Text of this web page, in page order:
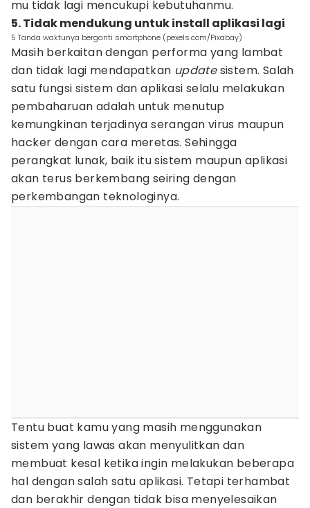
mu tidak lagi mencukupi kebutuhanmu.
5. Tidak mendukung untuk install aplikasi lagi
5 Tanda waktunya berganti smartphone (pexels.com/Pixabay)
Masih berkaitan dengan performa yang lambat
dan tidak lagi mendapatkan updatesistem. Salah
satu fungsi sistem dan aplikasi selalu melakukan
pembaharuan adalah untuk menutup
kemungkinan terjadinya serangan virus maupun
hacker dengan cara meretas. Sehingga
perangkat lunak, baik itu sistem maupun aplikasi
akan terus berkembang seiring dengan
perkembangan teknologinya.
Tentu buat kamu yang masih menggunakan
sistem yang lawas akan menyulitkan dan
membuat kesal ketika ingin melakukan beberapa
hal dengan salah satu aplikasi. Tetapi terhambat
dan berakhir dengan tidak bisa menyelesaikan